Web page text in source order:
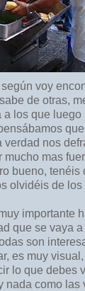
voy
de otras,
a los que
verdad nos
mas
bueno, tenéis
olvidéis de
importante
que se vaya
son
es muy
lo que debes
nada como las